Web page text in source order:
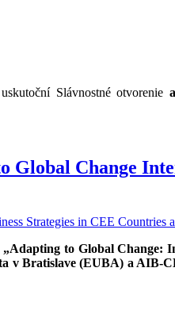
Slávnostné otvorenie
Change
to Global Change:
v Bratislave (EUBA) a AIB-